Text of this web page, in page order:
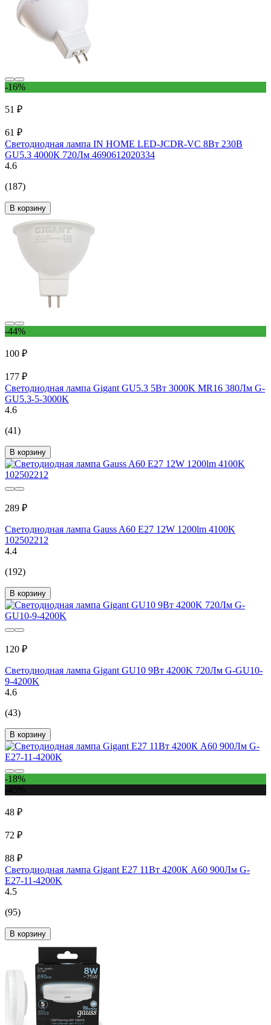
-16%
51 ₽
61 ₽
Светодиодная лампа IN HOME LED-JCDR-VC 8Вт 230В
GU5.3 4000К 720Лм 4690612020334
4.6
(187)
В корзину
-44%
100 ₽
177 ₽
Светодиодная лампа Gigant GU5.3 5Вт 3000K MR16 380Лм G-
GU5.3-5-3000K
4.6
(41)
В корзину
289 ₽
Светодиодная лампа Gauss A60 E27 12W 1200lm 4100K
102502212
4.4
(192)
В корзину
120 ₽
Светодиодная лампа Gigant GU10 9Вт 4200K 720Лм G-GU10-
9-4200K
4.6
(43)
В корзину
-18%
48 ₽
72 ₽
88 ₽
Светодиодная лампа Gigant E27 11Вт 4200К А60 900Лм G-
E27-11-4200K
4.5
(95)
В корзину